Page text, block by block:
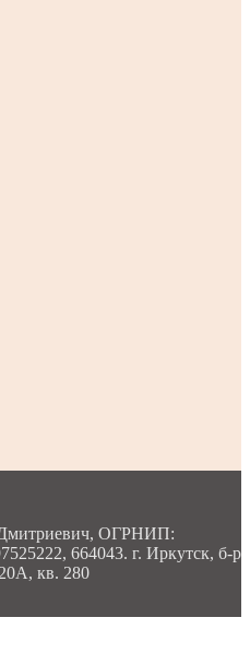
ОГРНИП:
664043. г. Иркутск, б-р
кв. 280